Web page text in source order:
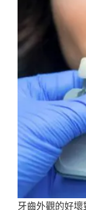
牙齒外觀的好